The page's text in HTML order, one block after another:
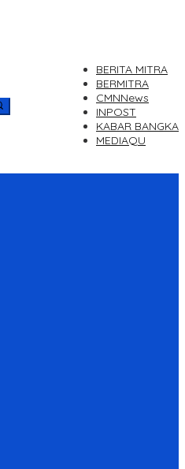
BERITA MITRA
BERMITRA
CMNNews
INPOST
KABAR BANGKA
MEDIAQU